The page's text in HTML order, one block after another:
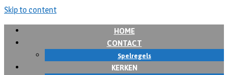
Skip to content
HOME
CONTACT
Spelregels
KERKEN